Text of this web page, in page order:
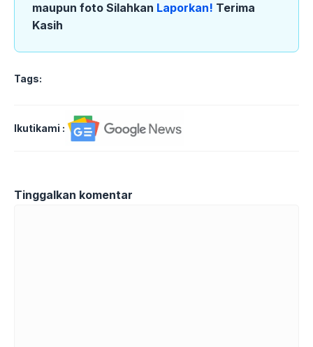
maupun foto Silahkan Laporkan! Terima
Kasih
Tags:
Ikutikami :
Tinggalkan komentar